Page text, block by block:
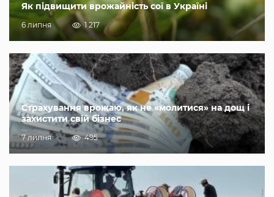
Як підвищити врожайність сої в Україні
6 липня 1 217
Страхування врожаю, як не «молитися» на дощ і
захистити свій бізнес
7 липня 495